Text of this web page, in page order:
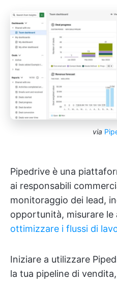
via
Pipedrive è una
ai responsabili
monitoraggio dei lead,
opportunità, misurare
ottimizzare i flussi di
Iniziare a utilizzare
la tua pipeline di